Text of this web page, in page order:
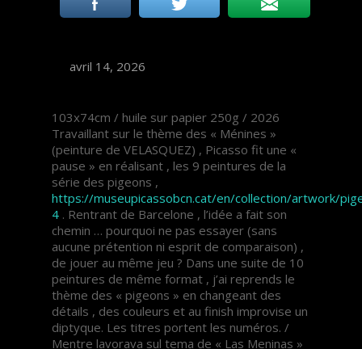
avril 14, 2026
103x74cm / huile sur papier 250g / 2026
Travaillant sur le thème des « Ménines »
(peinture de VELASQUEZ) , Picasso fit une «
pause » en réalisant , les 9 peintures de la
série des pigeons ,
https://museupicassobcn.cat/en/collection/artwork/
4 . Rentrant de Barcelone , l’idée a fait son
chemin … pourquoi ne pas essayer (sans
aucune prétention ni esprit de comparaison) ,
de jouer au même jeu ? Dans une suite de 10
peintures de même format , j’ai reprends le
thème des « pigeons » en changeant des
détails , des couleurs et au finish improvise un
diptyque. Les titres portent les numéros. /
Mentre lavorava sul tema de « Las Meninas »